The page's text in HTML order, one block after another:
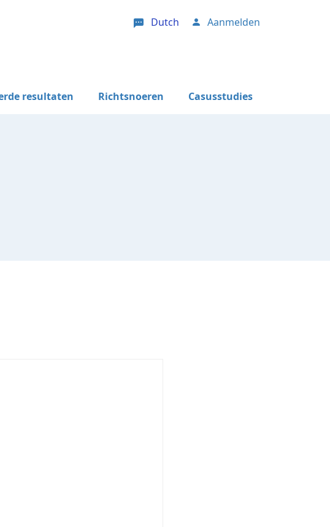
Dutch User account menu
Aanmelden
resultaten Richtsnoeren Casusstudies